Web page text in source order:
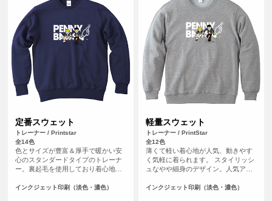
定番スウェット
トレーナー / Printstar
全14色
色とサイズが豊富＆厚手で暖かい安
心のスタンダードタイプのトレーナ
ー。裏起毛を使用しており着心地も
うに作られています。秋冬のイベン
インクジェット印刷（淡色・濃色）
軽量スウェット
トレーナー / PrintStar
全12色
薄くて軽い着心地が人気、動きやす
く気軽に着られます。 スタイリッシ
ュなやや細身のデザイン。人気アパ
クオリティーです。
インクジェット印刷（淡色・濃色）